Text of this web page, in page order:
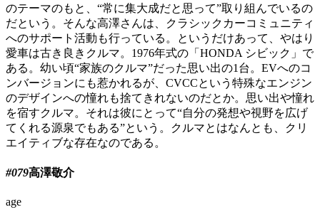
のテーマのもと、“常に集大成だと思って”取り組んでいるの
だという。そんな高澤さんは、クラシックカーコミュニティ
へのサポート活動も行っている。というだけあって、やはり
愛車は古き良きクルマ。1976年式の「HONDA シビック」で
ある。幼い頃“家族のクルマ”だった思い出の1台。EVへのコ
ンバージョンにも惹かれるが、CVCCという特殊なエンジン
のデザインへの憧れも捨てきれないのだとか。思い出や憧れ
を宿すクルマ。それは彼にとって“自分の発想や視野を広げ
てくれる源泉でもある”という。クルマとはなんとも、クリ
エイティブな存在なのである。
#079高澤敬介
age